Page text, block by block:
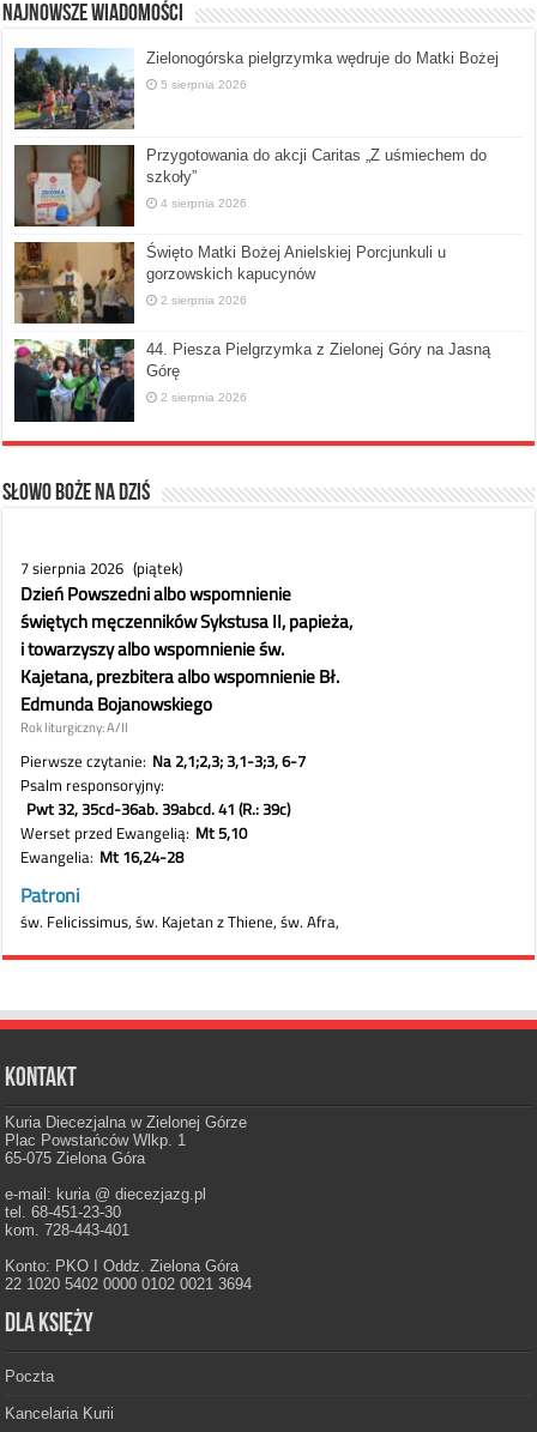
Najnowsze Wiadomości
Zielonogórska pielgrzymka wędruje do Matki Bożej
5 sierpnia 2026
Przygotowania do akcji Caritas „Z uśmiechem do
szkoły”
4 sierpnia 2026
Święto Matki Bożej Anielskiej Porcjunkuli u
gorzowskich kapucynów
2 sierpnia 2026
44. Piesza Pielgrzymka z Zielonej Góry na Jasną
Górę
2 sierpnia 2026
Słowo Boże na dziś
Kontakt
Kuria Diecezjalna w Zielonej Górze
Plac Powstańców Wlkp. 1
65-075 Zielona Góra
e-mail: kuria @ diecezjazg.pl
tel. 68-451-23-30
kom. 728-443-401
Konto: PKO I Oddz. Zielona Góra
22 1020 5402 0000 0102 0021 3694
Dla księży
Poczta
Kancelaria Kurii